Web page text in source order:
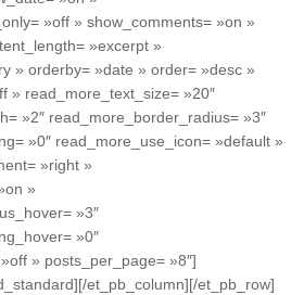
»off » show_comments= »on »
»excerpt »
» orderby= »date » order= »desc »
» read_more_text_size= »20″
»2″ read_more_border_radius= »3″
»0″ read_more_use_icon= »default »
»right »
»
»3″
»0″
» posts_per_page= »8″]
et_pb_column][/et_pb_row]